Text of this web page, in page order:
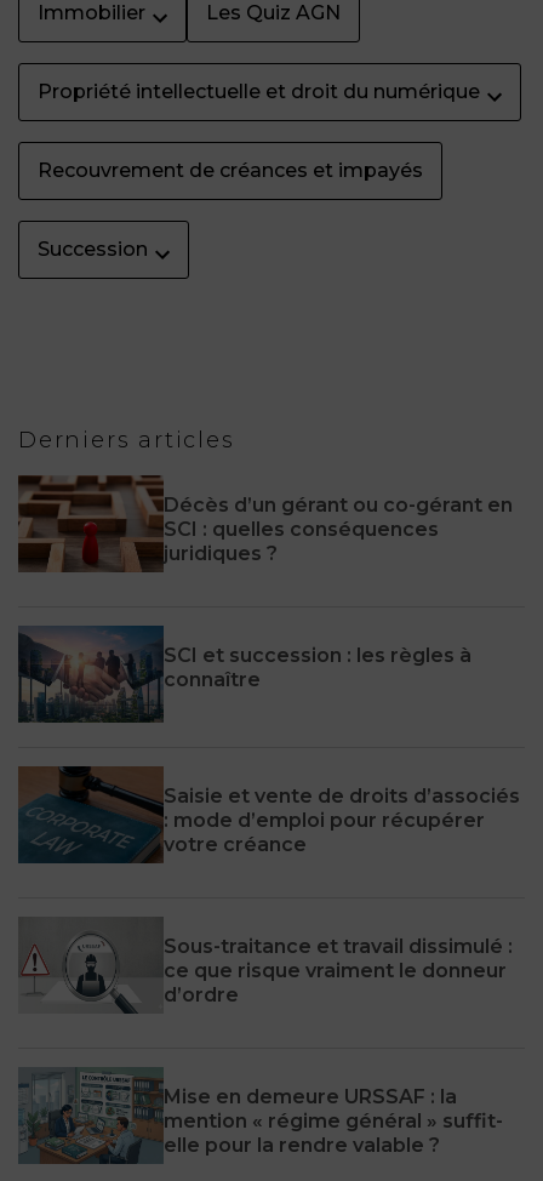
Immobilier Les Quiz AGN
Propriété intellectuelle et droit du numérique
Recouvrement de créances et impayés
Succession
Derniers articles
Décès d’un gérant ou co-gérant en
SCI : quelles conséquences
juridiques ?
SCI et succession : les règles à
connaître
Saisie et vente de droits d’associés
: mode d’emploi pour récupérer
votre créance
Sous-traitance et travail dissimulé :
ce que risque vraiment le donneur
d’ordre
Mise en demeure URSSAF : la
mention « régime général » suffit-
elle pour la rendre valable ?